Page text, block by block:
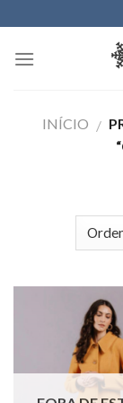
to
content
INÍCIO /